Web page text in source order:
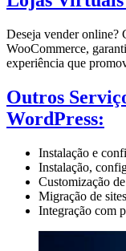
Deseja vender online?
WooCommerce,
experiência que
Outros
WordPress:
Instalação e
Instalação,
Customização
Migração de
Integração com